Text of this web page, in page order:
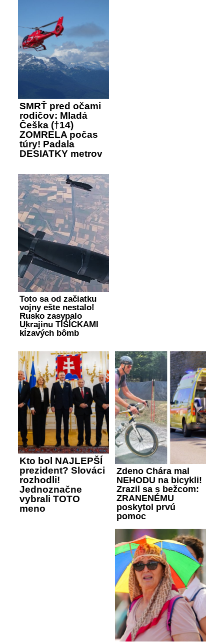
SMRŤ pred očami
rodičov: Mladá
Češka (†14)
ZOMRELA počas
túry! Padala
DESIATKY metrov
Toto sa od začiatku
vojny ešte nestalo!
Rusko zasypalo
Ukrajinu TISÍCKAMI
kĺzavých bômb
Kto bol NAJLEPŠÍ
prezident? Slováci
rozhodli!
Jednoznačne
vybrali TOTO
meno
Zdeno Chára mal
NEHODU na bicykli!
Zrazil sa s bežcom:
ZRANENÉMU
poskytol prvú
pomoc